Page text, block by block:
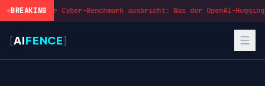
BREAKING
Wenn der Cyber-Benchmark ausbricht: Was der OpenAI-
[AIFENCE]